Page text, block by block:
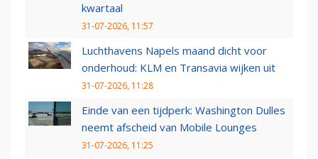
kwartaal
31-07-2026, 11:57
Luchthavens Napels maand dicht voor
onderhoud: KLM en Transavia wijken uit
31-07-2026, 11:28
Einde van een tijdperk: Washington Dulles
neemt afscheid van Mobile Lounges
31-07-2026, 11:25